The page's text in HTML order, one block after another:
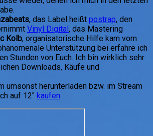
, das Label heißt postrap, den
Vinyl Digital, das Mastering
Kolb, organisatorische Hilfe kam vom
Unterstützung bei erfahre ich
Stunden von Euch. Ich bin wirklich sehr
Downloads, Käufe und
umsonst herunterladen bzw. im Stream
auf 12" kaufen.